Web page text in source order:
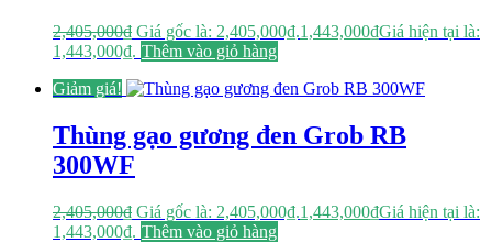
2,405,000₫ Giá gốc là: 2,405,000₫.1,443,000₫Giá hiện tại là:
1,443,000₫. Thêm vào giỏ hàng
Giảm giá!
Thùng gạo gương đen Grob RB
300WF
2,405,000₫ Giá gốc là: 2,405,000₫.1,443,000₫Giá hiện tại là:
1,443,000₫. Thêm vào giỏ hàng